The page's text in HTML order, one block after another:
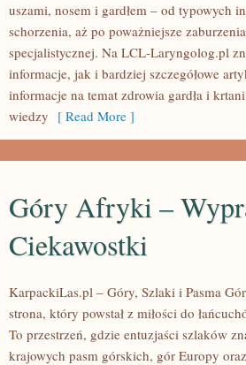
uszami, nosem i gardłem – od typowych
schorzenia, aż po poważniejsze
specjalistycznej. Na LCL-Laryngolog.pl
informacje, jak i bardziej szczegółowe
informacje na temat zdrowia gardła i
wiedzy [ Read More ]
Góry Afryki –
Ciekawostki
KarpackiLas.pl – Góry, Szlaki i Pasma
strona, który powstał z miłości do
To przestrzeń, gdzie entuzjaści szlaków
krajowych pasm górskich, gór Europy